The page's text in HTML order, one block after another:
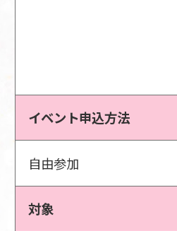
イベント申込方法
自由参加
対象